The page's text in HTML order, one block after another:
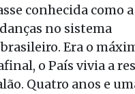
conhecida como
no sistema
Era o
o País vivia a
Quatro anos e